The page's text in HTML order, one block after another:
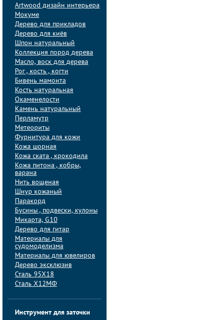
Artwood дизайн интерьера
Мокуме
Дерево для прикладов
Дерево для киёв
Шпон натуральный
Коллекция пород дерева
Масло, воск для дерева
Рог , кость , когти
Бивень мамонта
Кость натуральная
Окаменелости
Камень натуральный
Перламутр
Метеориты
Фурнитура для кожи
Кожа шорная
Кожа ската , крокодила
Кожа питона , кобры,
варана
Нить вощеная
Шнур кожаный
Паракорд
Бусины , подвески, кулоны
Микарта, G10
Дерево для гитар
Материалы для
судомоделизма
Материалы для ювелиров
Дерево эксклюзив
Сталь 95Х18
Сталь Х12МФ
Инструмент для заточки